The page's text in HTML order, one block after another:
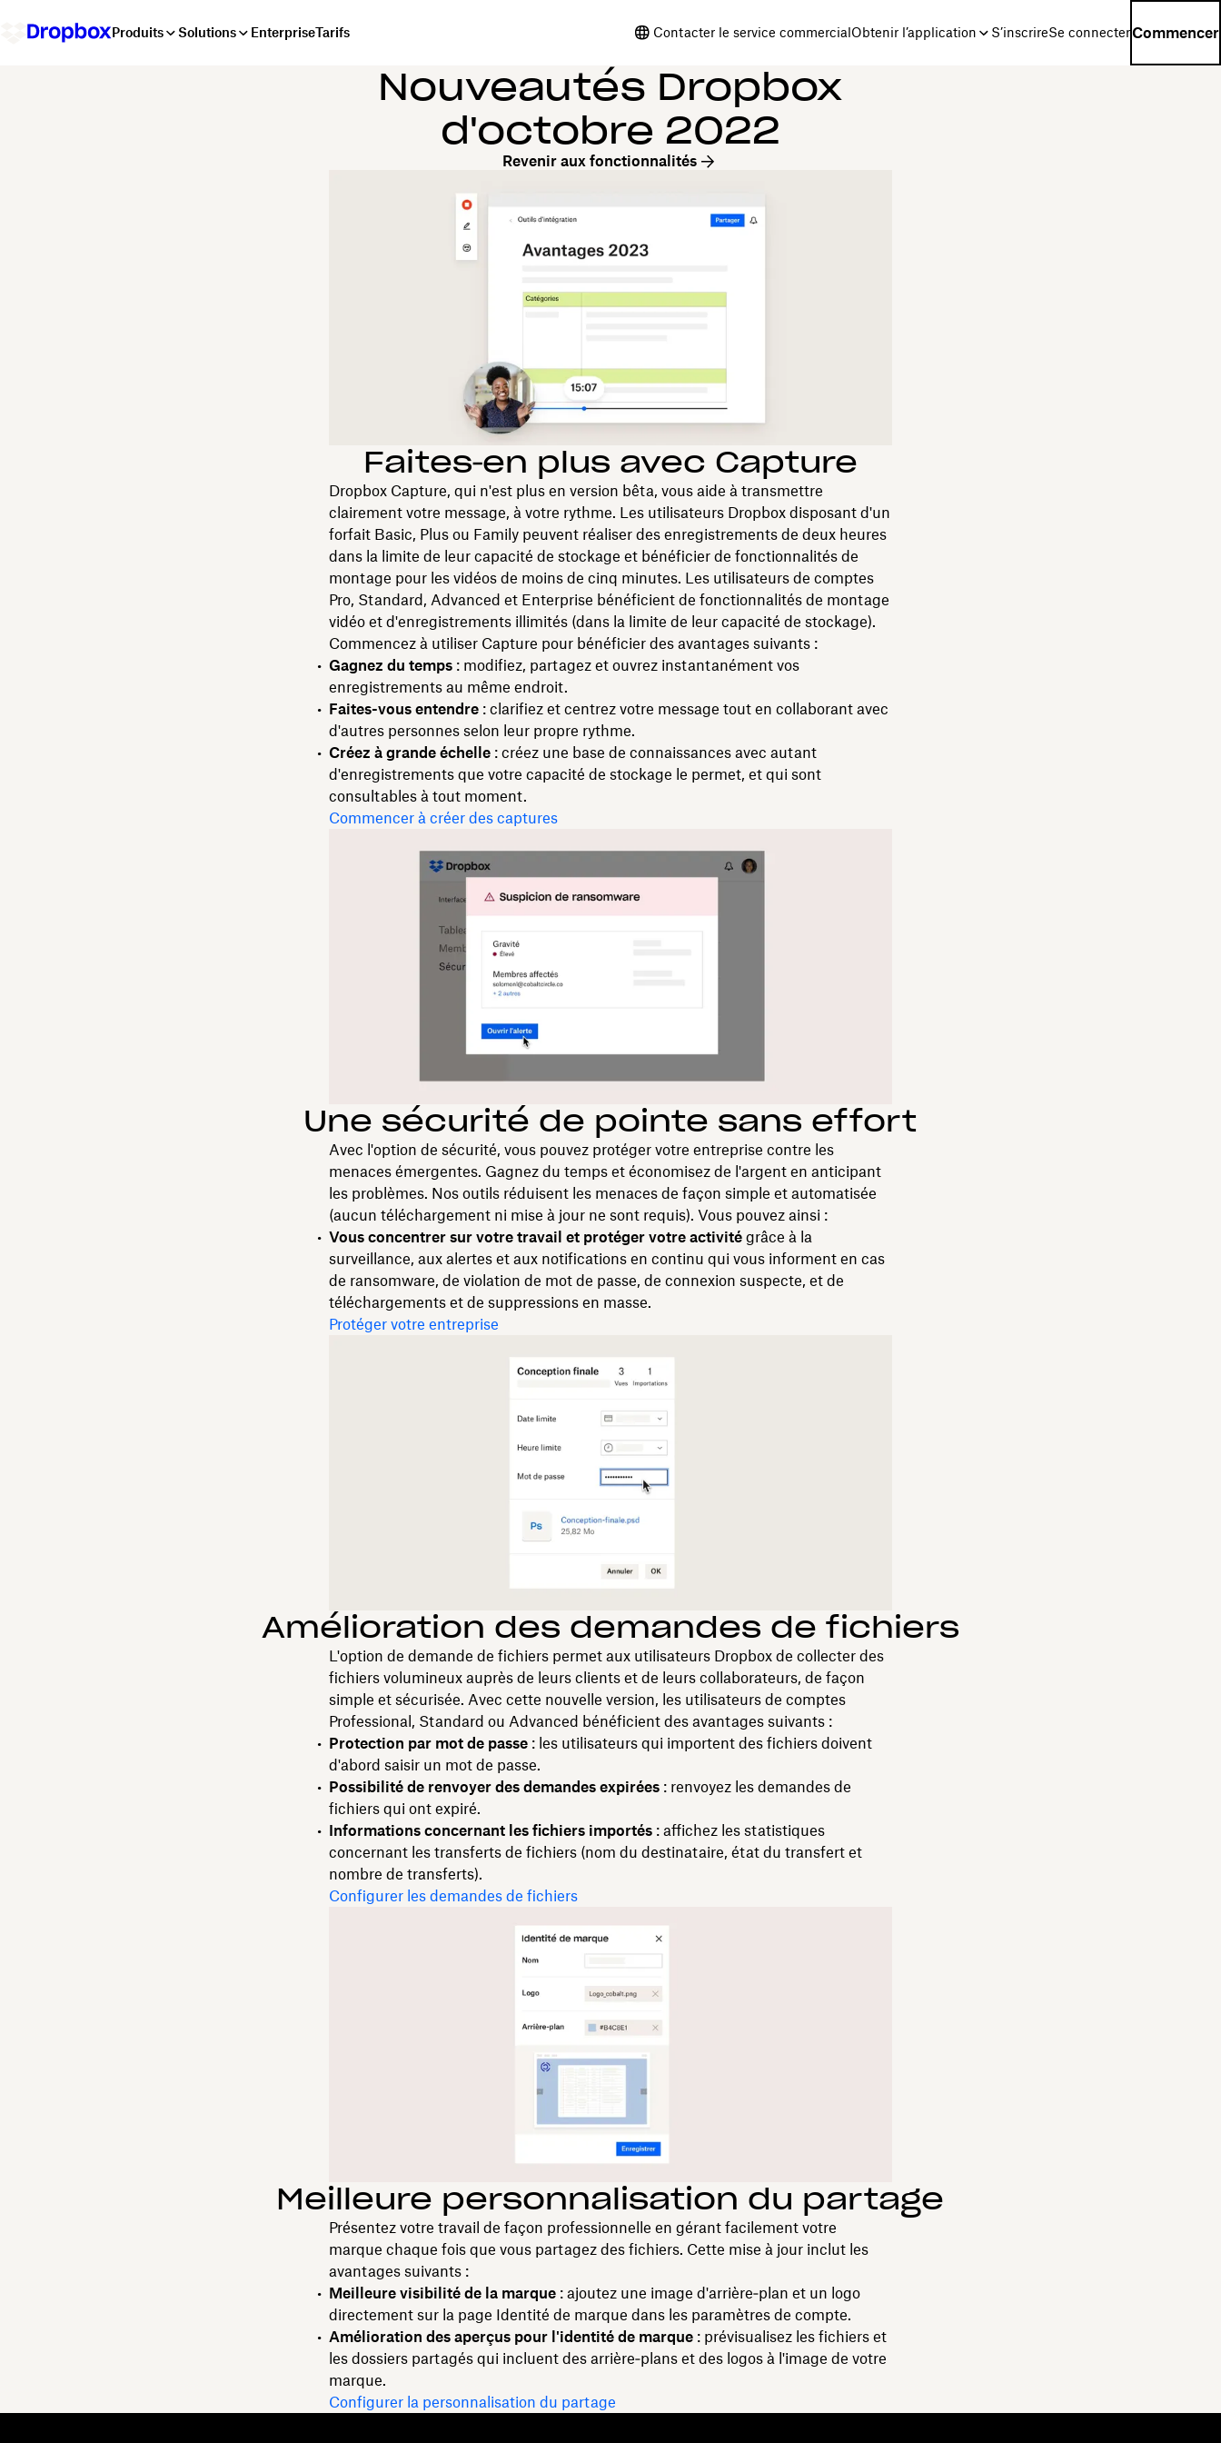
Produits Solutions EnterpriseTarifs Contacter le service commercialObtenir l’application S’inscrireSe connecterCommencer
Nouveautés Dropbox
d'octobre 2022
Revenir aux fonctionnalités
Faites‑en plus avec Capture
Dropbox Capture, qui n'est plus en version bêta, vous aide à transmettre
clairement votre message, à votre rythme. Les utilisateurs Dropbox disposant d'un
forfait Basic, Plus ou Family peuvent réaliser des enregistrements de deux heures
dans la limite de leur capacité de stockage et bénéficier de fonctionnalités de
montage pour les vidéos de moins de cinq minutes. Les utilisateurs de comptes
Pro, Standard, Advanced et Enterprise bénéficient de fonctionnalités de montage
vidéo et d'enregistrements illimités (dans la limite de leur capacité de stockage).
Commencez à utiliser Capture pour bénéficier des avantages suivants :
Gagnez du temps: modifiez, partagez et ouvrez instantanément vos
enregistrements au même endroit.
Faites-vous entendre: clarifiez et centrez votre message tout en collaborant avec
d'autres personnes selon leur propre rythme.
Créez à grande échelle: créez une base de connaissances avec autant
d'enregistrements que votre capacité de stockage le permet, et qui sont
consultables à tout moment.
Commencer à créer des captures
Une sécurité de pointe sans effort
Avec l'option de sécurité, vous pouvez protéger votre entreprise contre les
menaces émergentes. Gagnez du temps et économisez de l'argent en anticipant
les problèmes. Nos outils réduisent les menaces de façon simple et automatisée
(aucun téléchargement ni mise à jour ne sont requis). Vous pouvez ainsi :
Vous concentrer sur votre travail et protéger votre activitégrâce à la
surveillance, aux alertes et aux notifications en continu qui vous informent en cas
de ransomware, de violation de mot de passe, de connexion suspecte, et de
téléchargements et de suppressions en masse.
Protéger votre entreprise
Amélioration des demandes de fichiers
L'option de demande de fichiers permet aux utilisateurs Dropbox de collecter des
fichiers volumineux auprès de leurs clients et de leurs collaborateurs, de façon
simple et sécurisée. Avec cette nouvelle version, les utilisateurs de comptes
Professional, Standard ou Advanced bénéficient des avantages suivants :
Protection par mot de passe: les utilisateurs qui importent des fichiers doivent
d'abord saisir un mot de passe.
Possibilité de renvoyer des demandes expirées: renvoyez les demandes de
fichiers qui ont expiré.
Informations concernant les fichiers importés: affichez les statistiques
concernant les transferts de fichiers (nom du destinataire, état du transfert et
nombre de transferts).
Configurer les demandes de fichiers
Meilleure personnalisation du partage
Présentez votre travail de façon professionnelle en gérant facilement votre
marque chaque fois que vous partagez des fichiers. Cette mise à jour inclut les
avantages suivants :
Meilleure visibilité de la marque: ajoutez une image d'arrière‑plan et un logo
directement sur la page Identité de marque dans les paramètres de compte.
Amélioration des aperçus pour l'identité de marque: prévisualisez les fichiers et
les dossiers partagés qui incluent des arrière‑plans et des logos à l'image de votre
marque.
Configurer la personnalisation du partage